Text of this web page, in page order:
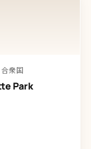
衆国
Park